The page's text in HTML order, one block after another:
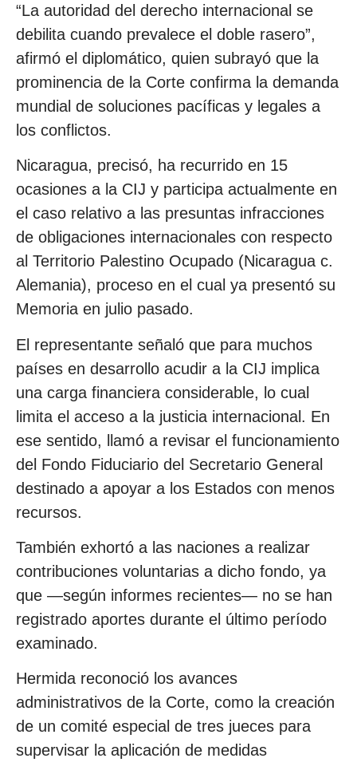
“La autoridad del derecho internacional se
debilita cuando prevalece el doble rasero”,
afirmó el diplomático, quien subrayó que la
prominencia de la Corte confirma la demanda
mundial de soluciones pacíficas y legales a
los conflictos.
Nicaragua, precisó, ha recurrido en 15
ocasiones a la CIJ y participa actualmente en
el caso relativo a las presuntas infracciones
de obligaciones internacionales con respecto
al Territorio Palestino Ocupado (Nicaragua c.
Alemania), proceso en el cual ya presentó su
Memoria en julio pasado.
El representante señaló que para muchos
países en desarrollo acudir a la CIJ implica
una carga financiera considerable, lo cual
limita el acceso a la justicia internacional. En
ese sentido, llamó a revisar el funcionamiento
del Fondo Fiduciario del Secretario General
destinado a apoyar a los Estados con menos
recursos.
También exhortó a las naciones a realizar
contribuciones voluntarias a dicho fondo, ya
que —según informes recientes— no se han
registrado aportes durante el último período
examinado.
Hermida reconoció los avances
administrativos de la Corte, como la creación
de un comité especial de tres jueces para
supervisar la aplicación de medidas